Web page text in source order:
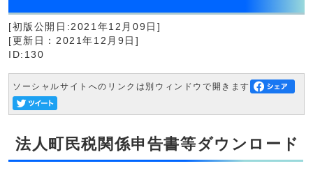
[初版公開日:2021年12月09日]
[更新日：2021年12月9日]
ID:130
ソーシャルサイトへのリンクは別ウィンドウで開きます
法人町民税関係申告書等ダウンロード